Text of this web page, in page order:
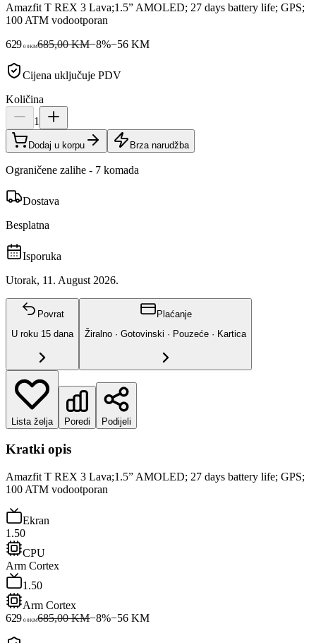
Amazfit T REX 3 Lava;1.5” AMOLED; 27 days battery life; GPS;
100 ATM vodootporan
629 00KM685,00 KM−8%−56 KM
Cijena uključuje PDV
Količina
1
Dodaj u korpu Brza narudžba
Ograničene zalihe - 7 komada
Dostava
Besplatna
Isporuka
Utorak, 11. August 2026.
Povrat
U roku 15 dana
Plaćanje
Žiralno · Gotovinski · Pouzeće · Kartica
Lista želja Poredi Podijeli
Kratki opis
Amazfit T REX 3 Lava;1.5” AMOLED; 27 days battery life; GPS;
100 ATM vodootporan
Ekran
1.50
CPU
Arm Cortex
1.50
Arm Cortex
629 00KM685,00 KM−8%−56 KM